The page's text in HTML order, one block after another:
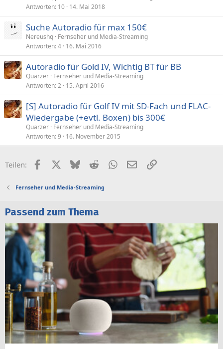
Antworten 10 14. Mai 2018
Suche Autoradio für max 150€
Nereushq Fernseher und Media-Streaming
Antworten 4 16. Mai 2016
Autoradio für Gold IV, Wichtig BT für BB
Quarzer Fernseher und Media-Streaming
Antworten 2 15. April 2016
[S] Autoradio für Golf IV mit SD-Fach und FLAC-
Wiedergabe (+evtl. Boxen) bis 300€
Quarzer Fernseher und Media-Streaming
Antworten 9 16. November 2015
Teilen: FacebookX (Twitter)
BlueskyRedditWhatsApp
E-MailLink
Fernseher und Media-Streaming
Passend zum Thema